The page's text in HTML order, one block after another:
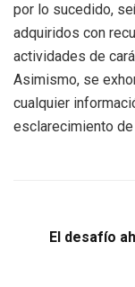
por lo sucedido,
adquiridos con
actividades de
Asimismo, se
cualquier
esclarecimiento
El desafío